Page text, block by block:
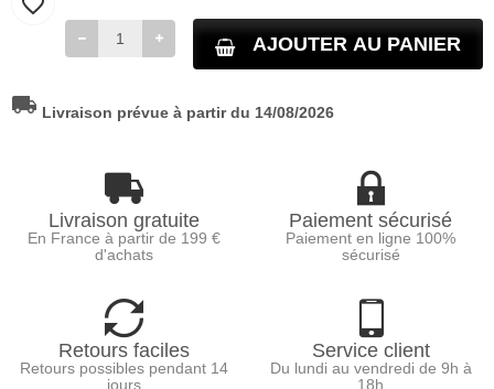
AJOUTER AU PANIER
local_shipping Livraison prévue à partir du 14/08/2026
Livraison gratuite
En France à partir de 199 €
d'achats
Paiement sécurisé
Paiement en ligne 100%
sécurisé
Retours faciles
Retours possibles pendant 14
jours
Service client
Du lundi au vendredi de 9h à
18h